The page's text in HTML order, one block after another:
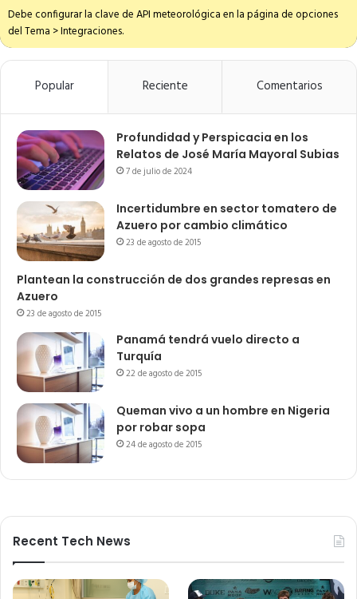
Debe configurar la clave de API meteorológica en la página de opciones
del Tema > Integraciones.
Popular Reciente Comentarios
Profundidad y Perspicacia en los
Relatos de José María Mayoral Subias
7 de julio de 2024
Incertidumbre en sector tomatero de
Azuero por cambio climático
23 de agosto de 2015
Plantean la construcción de dos grandes represas en
Azuero
23 de agosto de 2015
Panamá tendrá vuelo directo a
Turquía
22 de agosto de 2015
Queman vivo a un hombre en Nigeria
por robar sopa
24 de agosto de 2015
Recent Tech News